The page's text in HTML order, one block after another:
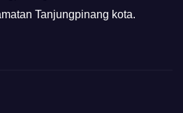
Tanjungpinang kota.